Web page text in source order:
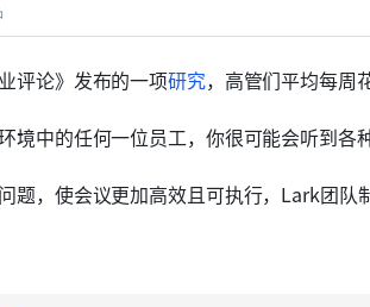
评论》发布的一项研究，高管们平均每周
境中的任何一位员工，你很可能会听到
题，使会议更加高效且可执行，Lark团队